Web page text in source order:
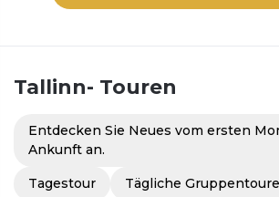
Tallinn- Touren
Entdecken Sie Neues vom ersten
Ankunft an.
Tagestour Tägliche